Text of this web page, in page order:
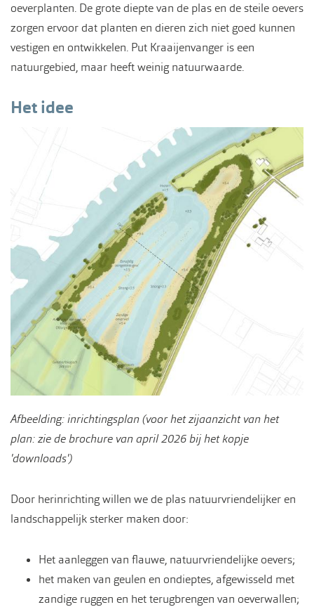
oeverplanten. De grote diepte van de plas en de steile oevers
zorgen ervoor dat planten en dieren zich niet goed kunnen
vestigen en ontwikkelen. Put Kraaijenvanger is een
natuurgebied, maar heeft weinig natuurwaarde.
Het idee
Afbeelding: inrichtingsplan (voor het zijaanzicht van het
plan: zie de brochure van april 2026 bij het kopje
'downloads')
Door herinrichting willen we de plas natuurvriendelijker en
landschappelijk sterker maken door:
Het aanleggen van flauwe, natuurvriendelijke oevers;
het maken van geulen en ondieptes, afgewisseld met
zandige ruggen en het terugbrengen van oeverwallen;